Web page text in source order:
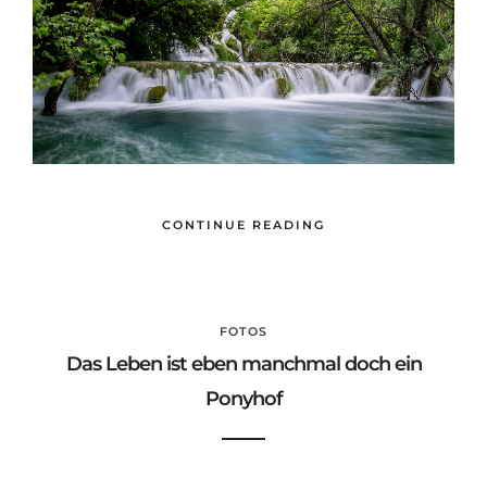
CONTINUE READING
FOTOS
Das Leben ist eben manchmal doch ein
Ponyhof